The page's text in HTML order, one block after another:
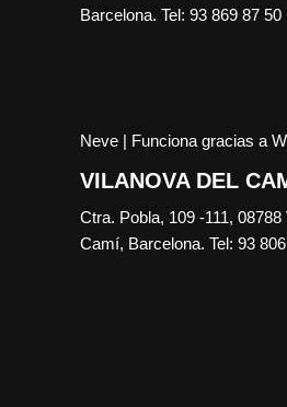
Barcelona. Tel: 93 869 87 50
Neve| Funciona gracias a
VILANOVA DEL
Ctra. Pobla, 109 -111, 08788
Camí, Barcelona. Tel: 93